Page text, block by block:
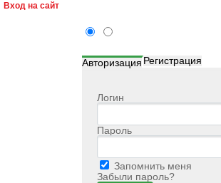
Вход на сайт
Авторизация Регистрация
Логин
Пароль
Запомнить меня
Забыли пароль?